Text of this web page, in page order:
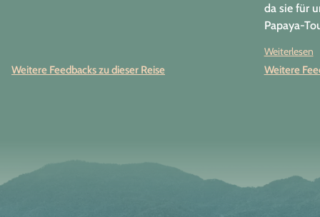
Weitere Feedbacks zu dieser Reise
da sie für
Papaya-
Team.
Weiterlesen
Weitere